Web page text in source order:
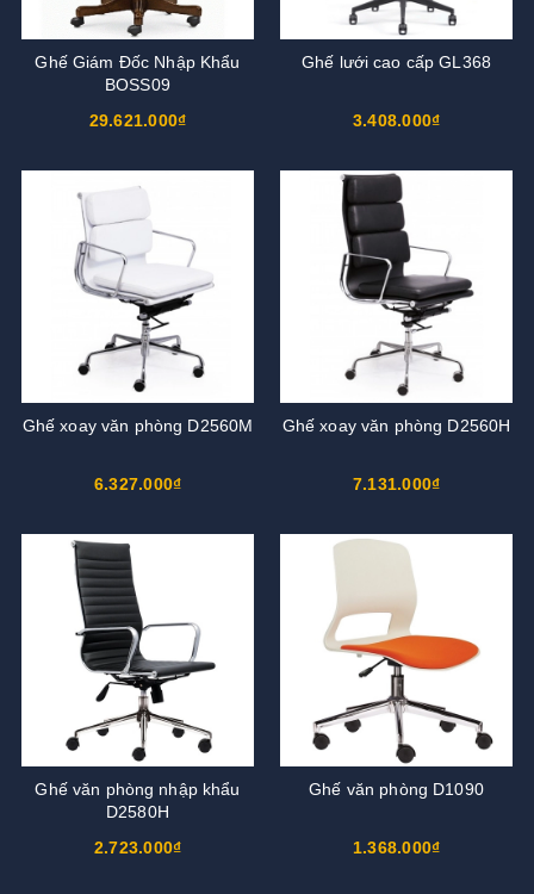
Ghế Giám Đốc Nhập Khẩu
BOSS09
29.621.000₫
Ghế lưới cao cấp GL368
3.408.000₫
Ghế xoay văn phòng D2560M
6.327.000₫
Ghế xoay văn phòng D2560H
7.131.000₫
Ghế văn phòng nhập khẩu
D2580H
2.723.000₫
Ghế văn phòng D1090
1.368.000₫